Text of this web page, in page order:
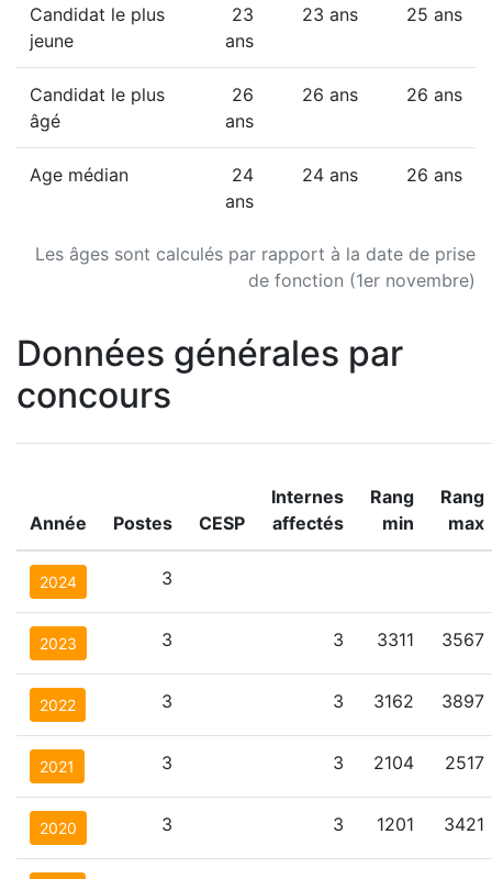
Les âges sont calculés par rapport à la date de prise
de fonction (1er novembre)
Candidat le plus
jeune
23
ans
23 ans 25 ans
Candidat le plus
âgé
26
ans
26 ans 26 ans
Age médian
24
ans
24 ans 26 ans
Données générales par
concours
Année Postes CESP
Internes
affectés
Rang
min
Rang
max
2024 3
2023 3 3 3311 3567
2022 3 3 3162 3897
2021 3 3 2104 2517
2020 3 3 1201 3421